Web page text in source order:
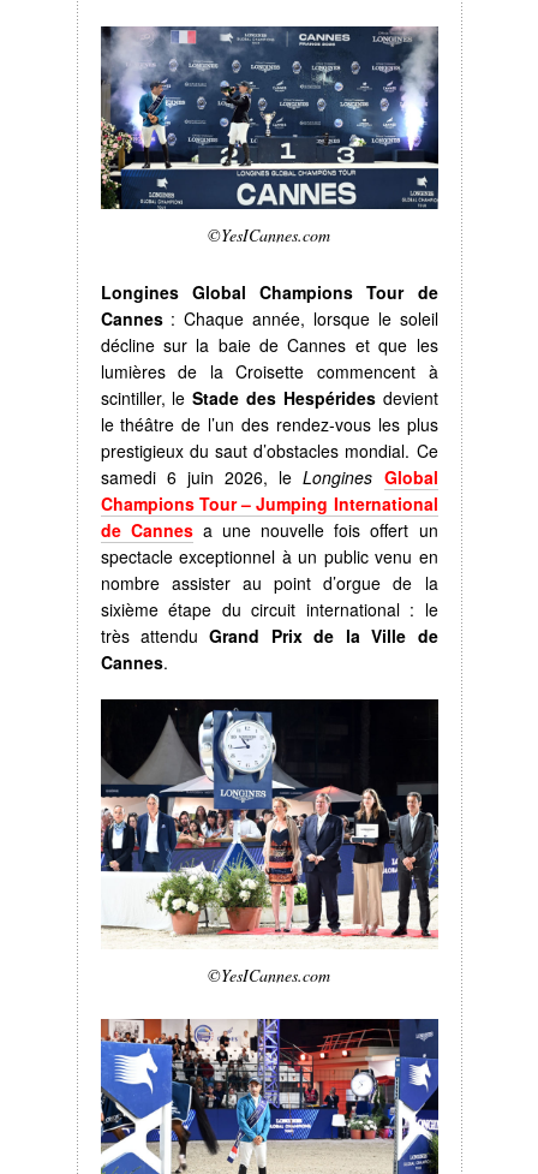
©YesICannes.com
Longines Global Champions Tour de
Cannes: Chaque année, lorsque le soleil
décline sur la baie de Cannes et que les
lumières de la Croisette commencent à
scintiller, leStade des Hespéridesdevient
le théâtre de l’un des rendez-vous les plus
prestigieux du saut d’obstacles mondial. Ce
samedi 6 juin 2026, leLongines Global
Champions Tour – Jumping International
de Cannesa une nouvelle fois offert un
spectacle exceptionnel à un public venu en
nombre assister au point d’orgue de la
sixième étape du circuit international : le
très attenduGrand Prix de la Ville de
Cannes.
©YesICannes.com